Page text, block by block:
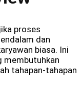
proses
dan
biasa. Ini
membutuhkan
tahapan-tahapan